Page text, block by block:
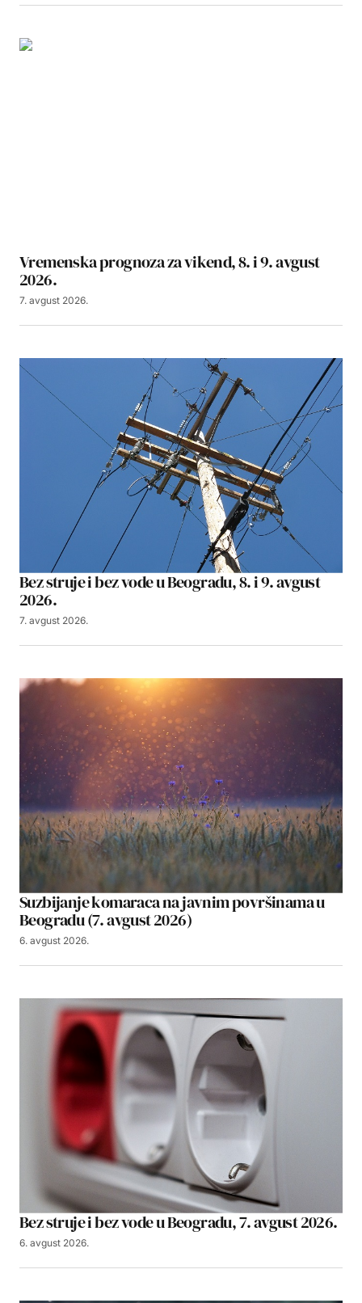
Vremenska prognoza za vikend, 8. i 9. avgust
2026.
7. avgust 2026.
Bez struje i bez vode u Beogradu, 8. i 9. avgust
2026.
7. avgust 2026.
Suzbijanje komaraca na javnim površinama u
Beogradu (7. avgust 2026)
6. avgust 2026.
Bez struje i bez vode u Beogradu, 7. avgust 2026.
6. avgust 2026.